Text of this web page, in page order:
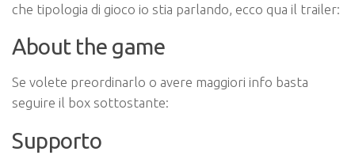
che tipologia di gioco io stia parlando, ecco qua il trailer:
About the game
Se volete preordinarlo o avere maggiori info basta
seguire il box sottostante:
Supporto